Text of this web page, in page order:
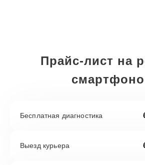
Прайс-лист на
Бесплатная диагностика
Выезд курьера